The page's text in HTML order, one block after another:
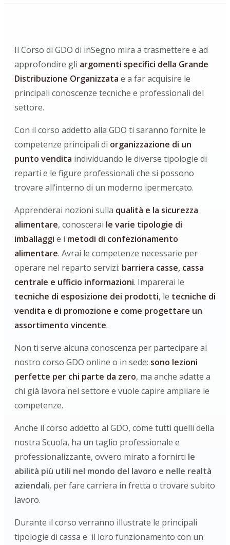
Il Corso di GDO di inSegno mira a trasmettere e ad
approfondire gli argomenti specifici della Grande
Distribuzione Organizzata e a far acquisire le
principali conoscenze tecniche e professionali del
settore.
Con il corso addetto alla GDO ti saranno fornite le
competenze principali di organizzazione di un
punto vendita individuando le diverse tipologie di
reparti e le figure professionali che si possono
trovare all’interno di un moderno ipermercato.
Apprenderai nozioni sulla qualità e la sicurezza
alimentare, conoscerai le varie tipologie di
imballaggi e i metodi di confezionamento
alimentare. Avrai le competenze necessarie per
operare nel reparto servizi: barriera casse, cassa
centrale e ufficio informazioni. Imparerai le
tecniche di esposizione dei prodotti, le tecniche di
vendita e di promozione e come progettare un
assortimento vincente.
Non ti serve alcuna conoscenza per partecipare al
nostro corso GDO online o in sede: sono lezioni
perfette per chi parte da zero, ma anche adatte a
chi già lavora nel settore e vuole capire ampliare le
competenze.
Anche il corso addetto al GDO, come tutti quelli della
nostra Scuola, ha un taglio professionale e
professionalizzante, ovvero mirato a fornirti le
abilità più utili nel mondo del lavoro e nelle realtà
aziendali, per fare carriera in fretta o trovare subito
lavoro.
Durante il corso verranno illustrate le principali
tipologie di cassa e il loro funzionamento con un